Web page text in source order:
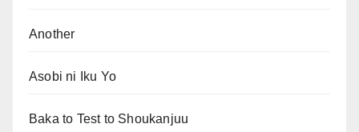
Another
Asobi ni Iku Yo
Baka to Test to Shoukanjuu